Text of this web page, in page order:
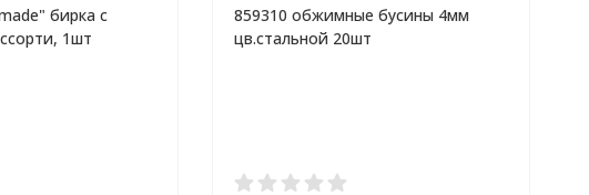
бирка с
1шт
859310 обжимные бусины 4мм
цв.стальной 20шт